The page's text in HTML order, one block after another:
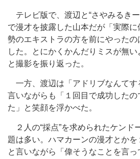
テレビ版で、渡辺と“さやみるき
で漫才を披露した山本だが「実際
勢のエキストラの方を前にやった
した。とにかくかんだりミスが無い
と撮影を振り返った。
一方、渡辺は「アドリブなんてす
言いながらも「１回目で成功したの
た」と笑顔を浮かべた。
２人の“採点”を求められたケンド
題は多い。ハマカーンの漫才とかを
と言いながら「偉そうなことを言っ